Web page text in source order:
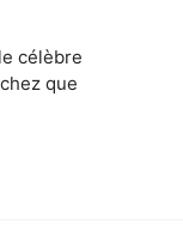
célèbre
que